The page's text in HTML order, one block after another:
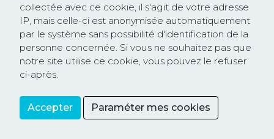
Partager
collectée avec ce cookie, il s'agit de votre adresse
IP, mais celle-ci est anonymisée automatiquement
par le système sans possibilité d'identification de la
personne concernée. Si vous ne souhaitez pas que
notre site utilise ce cookie, vous pouvez le refuser
ci-après.
Accepter Paraméter mes cookies